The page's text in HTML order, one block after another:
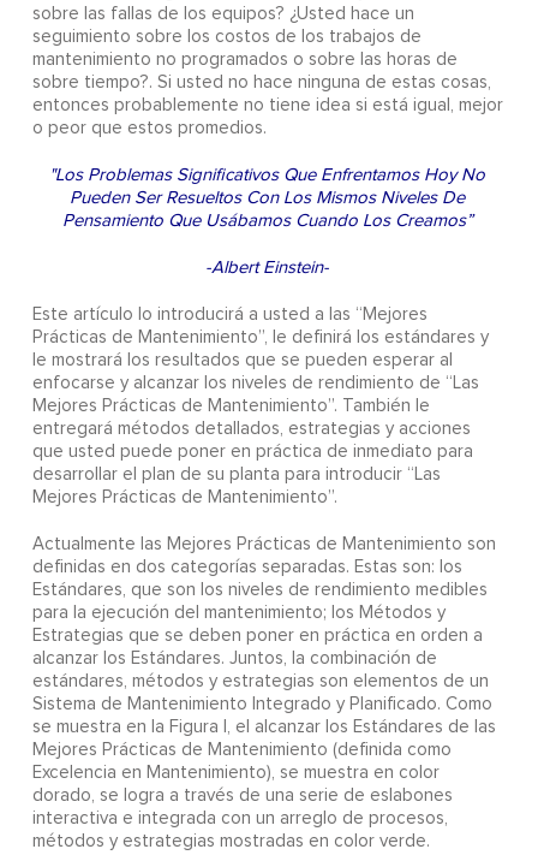
sobre las fallas de los equipos? ¿Usted hace un
seguimiento sobre los costos de los trabajos de
mantenimiento no programados o sobre las horas de
sobre tiempo?. Si usted no hace ninguna de estas cosas,
entonces probablemente no tiene idea si está igual, mejor
o peor que estos promedios.
"Los Problemas Significativos Que Enfrentamos Hoy No
Pueden Ser Resueltos Con Los Mismos Niveles De
Pensamiento Que Usábamos Cuando Los Creamos”
-Albert Einstein-
Este artículo lo introducirá a usted a las “Mejores
Prácticas de Mantenimiento”, le definirá los estándares y
le mostrará los resultados que se pueden esperar al
enfocarse y alcanzar los niveles de rendimiento de “Las
Mejores Prácticas de Mantenimiento”. También le
entregará métodos detallados, estrategias y acciones
que usted puede poner en práctica de inmediato para
desarrollar el plan de su planta para introducir “Las
Mejores Prácticas de Mantenimiento”.
Actualmente las Mejores Prácticas de Mantenimiento son
definidas en dos categorías separadas. Estas son: los
Estándares, que son los niveles de rendimiento medibles
para la ejecución del mantenimiento; los Métodos y
Estrategias que se deben poner en práctica en orden a
alcanzar los Estándares. Juntos, la combinación de
estándares, métodos y estrategias son elementos de un
Sistema de Mantenimiento Integrado y Planificado. Como
se muestra en la Figura I, el alcanzar los Estándares de las
Mejores Prácticas de Mantenimiento (definida como
Excelencia en Mantenimiento), se muestra en color
dorado, se logra a través de una serie de eslabones
interactiva e integrada con un arreglo de procesos,
métodos y estrategias mostradas en color verde.